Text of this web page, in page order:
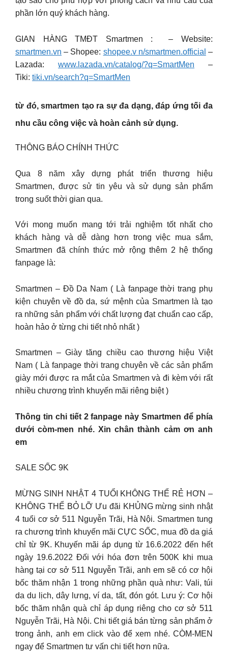
phần lớn quý khách hàng.
GIAN HÀNG TMĐT Smartmen : – Website:
smartmen.vn – Shopee: shopee.v n/smartmen.official –
Lazada: www.lazada.vn/catalog/?q=SmartMen –
Tiki: tiki.vn/search?q=SmartMen
từ đó, smartmen tạo ra sự đa dạng, đáp ứng tối đa
nhu cầu công việc và hoàn cảnh sử dụng.
THÔNG BÁO CHÍNH THỨC
Qua 8 năm xây dựng phát triển thương hiệu
Smartmen, được sử tin yêu và sử dụng sản phẩm
trong suốt thời gian qua.
Với mong muốn mang tới trải nghiệm tốt nhất cho
khách hàng và dễ dàng hơn trong việc mua sắm,
Smartmen đã chính thức mở rộng thêm 2 hệ thống
fanpage là:
Smartmen – Đồ Da Nam ( Là fanpage thời trang phụ
kiện chuyên về đồ da, sứ mệnh của Smartmen là tạo
ra những sản phẩm với chất lượng đạt chuẩn cao cấp,
hoàn hảo ở từng chi tiết nhỏ nhất )
Smartmen – Giày tăng chiều cao thương hiệu Việt
Nam ( Là fanpage thời trang chuyên về các sản phẩm
giày mới được ra mắt của Smartmen và đi kèm với rất
nhiều chương trình khuyến mãi riêng biệt )
Thông tin chi tiết 2 fanpage này Smartmen để phía
dưới còm-men nhé. Xin chân thành cảm ơn anh
em
SALE SỐC 9K
MỪNG SINH NHẬT 4 TUỔI KHÔNG THỂ RẺ HƠN –
KHÔNG THỂ BỎ LỠ Ưu đãi KHỦNG mừng sinh nhật
4 tuổi cơ sở 511 Nguyễn Trãi, Hà Nội. Smartmen tung
ra chương trình khuyến mãi CỰC SỐC, mua đồ da giá
chỉ từ 9K. Khuyến mãi áp dụng từ 16.6.2022 đến hết
ngày 19.6.2022 Đối với hóa đơn trên 500K khi mua
hàng tại cơ sở 511 Nguyễn Trãi, anh em sẽ có cơ hội
bốc thăm nhận 1 trong những phần quà như: Vali, túi
da du lịch, dây lưng, ví da, tất, đón gót. Lưu ý: Cơ hội
bốc thăm nhận quà chỉ áp dụng riêng cho cơ sở 511
Nguyễn Trãi, Hà Nội. Chi tiết giá bán từng sản phẩm ở
trong ảnh, anh em click vào để xem nhé. CÒM-MEN
ngay để Smartmen tư vấn chi tiết hơn nữa.